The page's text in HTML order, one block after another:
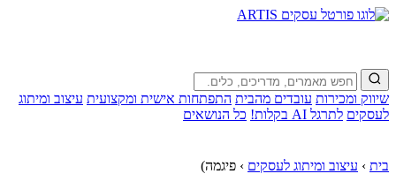
שיווק ומכירות עובדים מהבית התפתחות אישית ומקצועית עיצוב ומיתוג
לעסקים לתרגל AI בקלות! כל הנושאים
בית › עיצוב ומיתוג לעסקים › פיגמה)